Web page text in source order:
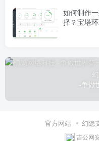
如何制作
择？宝塔
-争做
官方网站 幻隐
吉公网